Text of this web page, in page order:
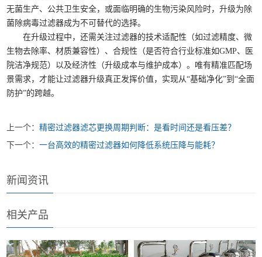
无菌生产、公共卫生安全，或面临明确的生物污染风险时，升级为除
菌除病毒过滤器成为不可替代的选择。
在升级过程中，还需关注过滤器的技术适配性（如过滤精度、微
生物去除率、材质兼容性）、合规性（是否符合行业标准如GMP、医
院洁净规范）以及经济性（升级成本与维护成本）。唯有精准匹配场
景需求，才能让过滤器升级真正发挥价值，实现从“基础净化”到“全面
防护”的跨越。
上一个：精密过滤器滤芯更换周期判断：是看时间还是看压差？
下一个：一台高效的精密过滤器如何降低系统压降与能耗？
新闻资讯
相关产品